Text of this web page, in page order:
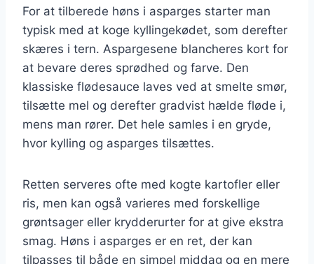
For at tilberede høns i asparges starter man
typisk med at koge kyllingekødet, som derefter
skæres i tern. Aspargesene blancheres kort for
at bevare deres sprødhed og farve. Den
klassiske flødesauce laves ved at smelte smør,
tilsætte mel og derefter gradvist hælde fløde i,
mens man rører. Det hele samles i en gryde,
hvor kylling og asparges tilsættes.
Retten serveres ofte med kogte kartofler eller
ris, men kan også varieres med forskellige
grøntsager eller krydderurter for at give ekstra
smag. Høns i asparges er en ret, der kan
tilpasses til både en simpel middag og en mere